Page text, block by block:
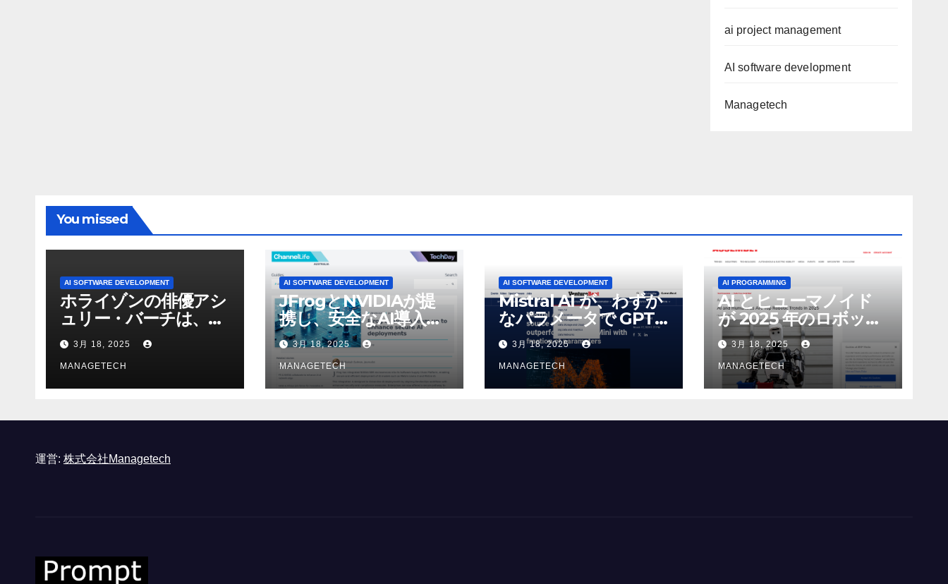
ai project management
AI software development
Managetech
You missed
AI SOFTWARE DEVELOPMENT
ホライゾンの俳優アシ
ュリー・バーチは、ソ
ニーのAIアロイのビデ
オを見て「ゲームパフ
ォーマンスという芸術
形式に不安を感じた」
3月 18, 2025
MANAGETECH
AI SOFTWARE DEVELOPMENT
JFrogとNVIDIAが提
携し、安全なAI導入を
強化
3月 18, 2025
MANAGETECH
AI SOFTWARE DEVELOPMENT
Mistral AI が、わずか
なパラメータで GPT-
4o Mini を上回る新し
いオープンソース モ
デルをリリース |
VentureBeat
3月 18, 2025
MANAGETECH
AI PROGRAMMING
AI とヒューマノイド
が 2025 年のロボット
のトップトレンドに |
ASSEMBLY
3月 18, 2025
MANAGETECH
運営: 株式会社Managetech